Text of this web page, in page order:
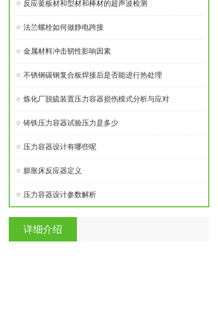
反应釜板材和型材和棒材的超声波检测
法兰螺栓如何做静电跨接
金属材料冲击韧性影响因素
不锈钢碳钢复合板焊接后是否能进行热处理
炼化厂脱硫装置压力容器损伤模式分析与应对
铸铁压力容器试验压力是多少
压力容器设计有哪些呢
膨胀床反应器定义
压力容器设计参数解析
详细介绍